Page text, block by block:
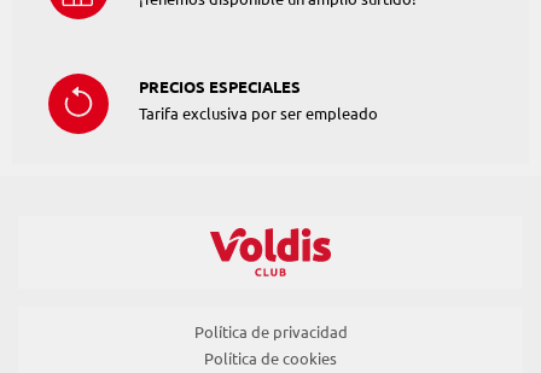
PRECIOS ESPECIALES
Tarifa exclusiva por ser empleado
Política de privacidad
Política de cookies